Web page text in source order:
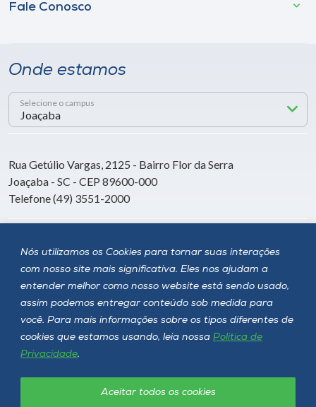
Nós utilizamos os Cookies para tornar suas interações
com nosso site mais significativa. Eles nos ajudam a
entender melhor como nosso website está sendo usado,
assim podemos entregar conteúdo sob medida para
você. Para mais informações sobre os tipos diferentes de
cookies que estamos usando, leia nossa Política de
Privacidade.
Aceitar todos os cookies
Fale Conosco
Onde estamos
Selecione o campus
Rua Getúlio Vargas, 2125 - Bairro Flor da Serra
Joaçaba - SC - CEP 89600-000
Telefone (49) 3551-2000
Siga a Unoesc